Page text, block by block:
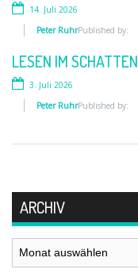
14. Juli 2026
Published by:
Peter Ruhr
LESEN IM SCHATTEN
3. Juli 2026
Published by:
Peter Ruhr
Peter Ruhr
28. April 2026
Peter Ruhr
ARCHIV
Archiv